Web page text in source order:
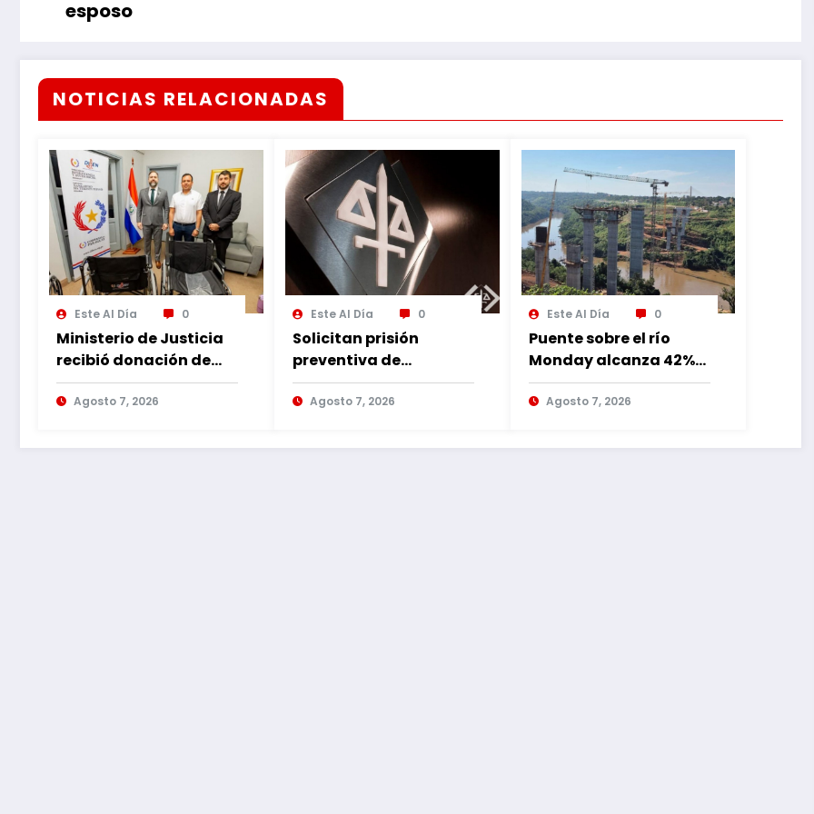
esposo
NOTICIAS RELACIONADAS
Este Al Día 0
Ministerio de Justicia
recibió donación de
sillas de ruedas para
internos vulnerables
Agosto 7, 2026
Este Al Día 0
Solicitan prisión
preventiva de
imputado por
violencia familia
Agosto 7, 2026
Este Al Día 0
Puente sobre el río
Monday alcanza 42%
de avance con
trabajos continuos
Agosto 7, 2026